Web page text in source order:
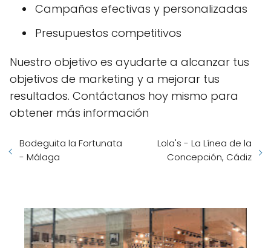
Campañas efectivas y personalizadas
Presupuestos competitivos
Nuestro objetivo es ayudarte a alcanzar tus
objetivos de marketing y a mejorar tus
resultados. Contáctanos hoy mismo para
obtener más información
Bodeguita la Fortunata
- Málaga
Lola's - La Línea de la
Concepción, Cádiz